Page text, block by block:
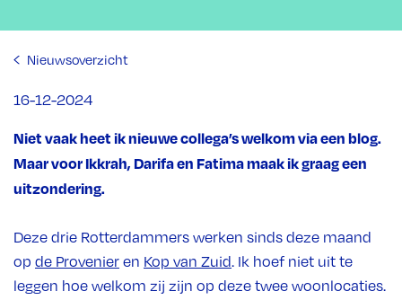
Nieuwsoverzicht
16-12-2024
Niet vaak heet ik nieuwe collega’s welkom via een blog.
Maar voor Ikkrah, Darifa en Fatima maak ik graag een
uitzondering.
Deze drie Rotterdammers werken sinds deze maand
op de Provenier en Kop van Zuid. Ik hoef niet uit te
leggen hoe welkom zij zijn op deze twee woonlocaties.